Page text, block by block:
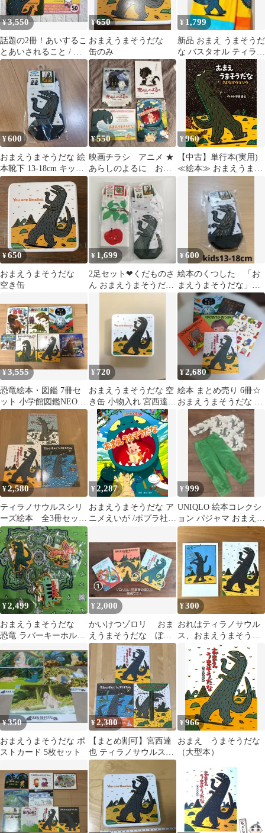
¥3,550
話題の2冊！あいするこ
とあいされること / だ
いじだいじどーこだ？
¥650
おまえうまそうだな
缶のみ
¥ 1,799
新品 おまえ うまそうだ
な バスタオル ティラノ
サウルス 恐竜 絵本 宮
西達也、
¥600
おまえうまそうだな 絵
本靴下 13-18cm キッズ
靴下
¥550
映画チラシ アニメ ★
あらしのよるに おま
えあうまそうだな ★
追加チラシあり
¥960
【中古】単行本(実用)
≪絵本≫ おまえうまそ
ウ / 宮西達也
¥650
おまえうまそうだな
空き缶
¥ 1,699
2足セット❤︎くだものさ
ん おまえうまそうだな
¥600
絵本のくつした 「お
まえうまそうだな」
13-18
¥3,555
恐竜絵本・図鑑 7冊セ
ット 小学館図鑑NEO
DVD付き おまえうまそ
¥ 720
おまえうまそうだな 空
き缶 小物入れ 宮西達也
絵本
¥2,680
絵本 まとめ売り 6冊☆
おまえうまそうだな つ
まんないつまんない☆
極美品もあり！
¥2,580
ティラノサウルスシリ
ーズ絵本 全3冊セッ
ト おまえうまそうだ
な 宮西達也
¥2,287
おまえうまそうだな ア
ニメえいが /ポプラ社/
フトカバー））
¥999
UNIQLO 絵本コレクシ
ョン パジャマ おまえ
うまそうだな 90 宮西
達也
¥2,499
おまえうまそうだな
恐竜 ラバーキーホルダ
¥ 2,000
かいけつゾロリ おま
えうまそうだな ぼく
にもそのあいをくださ
い 宮西達也
¥300
おれはティラノサウル
ス、おまえうまそうだ
な イラストポストカ
ード2枚セット
¥350
おまえうまそうだな ポ
ストカード 5枚セット
¥2,380
【まとめ割可】宮西達
也 ティラノサウルスシ
リーズ 絵本 3冊セット
¥966
おまえ うまそうだな
（大型本）